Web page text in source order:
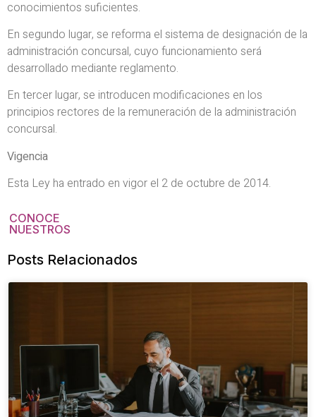
conocimientos suficientes.
En segundo lugar, se reforma el sistema de designación de la
administración concursal, cuyo funcionamiento será
desarrollado mediante reglamento.
En tercer lugar, se introducen modificaciones en los
principios rectores de la remuneración de la administración
concursal.
Vigencia
Esta Ley ha entrado en vigor el 2 de octubre de 2014.
CONOCE
NUESTROS
Posts Relacionados